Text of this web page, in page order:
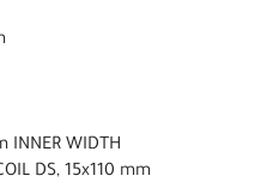
INNER WIDTH
DS, 15x110 mm